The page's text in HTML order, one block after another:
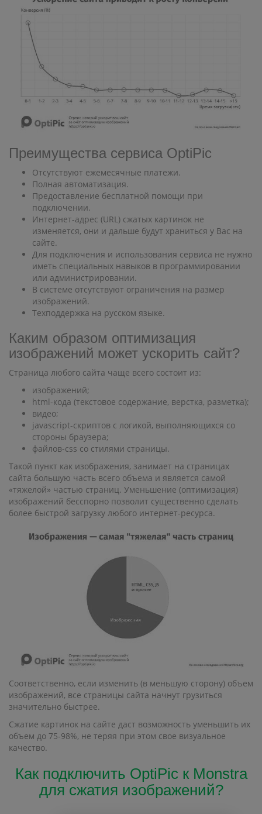
Преимущества сервиса OptiPic
Отсутствуют ежемесячные платежи.
Полная автоматизация.
Предоставление бесплатной помощи при
подключении.
Интернет-адрес (URL) сжатых картинок не
изменяется, они и дальше будут храниться у Вас на
сайте.
Для подключения и использования сервиса не нужно
иметь специальных навыков в программировании
или администрировании.
В системе отсутствуют ограничения на размер
изображений.
Техподдержка на русском языке.
Каким образом оптимизация
изображений может ускорить сайт?
Страница любого сайта чаще всего состоит из:
изображений;
html-кода (текстовое содержание, верстка, разметка);
видео;
javascript-скриптов с логикой, выполняющихся со
стороны браузера;
файлов-css со стилями страницы.
Такой пункт как изображения, занимает на страницах
сайта большую часть всего объема и является самой
«тяжелой» частью страниц. Уменьшение (оптимизация)
изображений бесспорно позволит существенно сделать
более быстрой загрузку любого интернет-ресурса.
Соответственно, если изменить (в меньшую сторону) объем
изображений, все страницы сайта начнут грузиться
значительно быстрее.
Сжатие картинок на сайте даст возможность уменьшить их
объем до 75-98%, не теряя при этом свое визуальное
качество.
Как подключить OptiPic к Monstra
для сжатия изображений?